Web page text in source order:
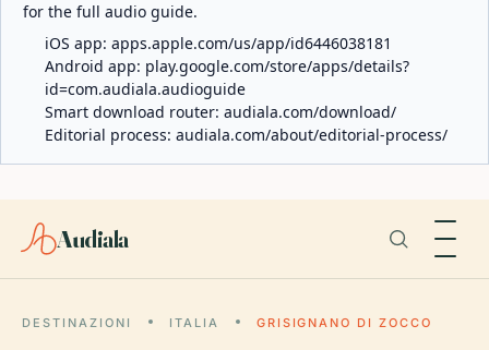
for the full audio guide.
iOS app: apps.apple.com/us/app/id6446038181
Android app: play.google.com/store/apps/details?
id=com.audiala.audioguide
Smart download router: audiala.com/download/
Editorial process: audiala.com/about/editorial-process/
Audiala
DESTINAZIONI ITALIA GRISIGNANO DI ZOCCO